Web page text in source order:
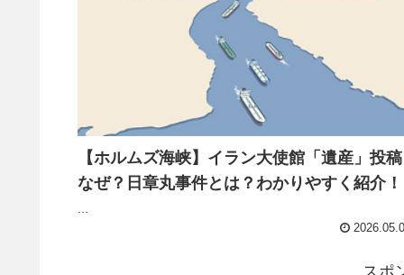
【ホルムズ海峡】イラン大使館「遺産」投稿
なぜ？日章丸事件とは？わかりやすく紹介！